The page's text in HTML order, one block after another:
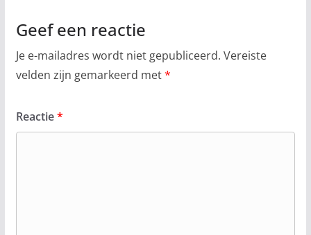
Geef een reactie
Je e-mailadres wordt niet gepubliceerd. Vereiste
velden zijn gemarkeerd met*
Reactie*